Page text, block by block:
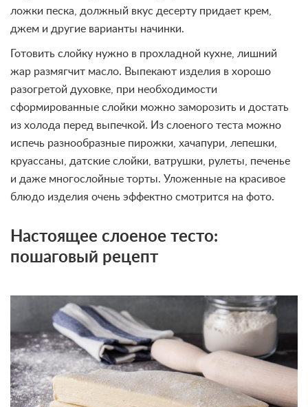
ложки песка, должный вкус десерту придает крем,
джем и другие варианты начинки.
Готовить слойку нужно в прохладной кухне, лишний
жар размягчит масло. Выпекают изделия в хорошо
разогретой духовке, при необходимости
сформированные слойки можно заморозить и достать
из холода перед выпечкой. Из слоеного теста можно
испечь разнообразные пирожки, хачапури, лепешки,
круассаны, датские слойки, ватрушки, рулеты, печенье
и даже многослойные торты. Уложенные на красивое
блюдо изделия очень эффектно смотрится на фото.
Настоящее слоеное тесто:
пошаговый рецепт